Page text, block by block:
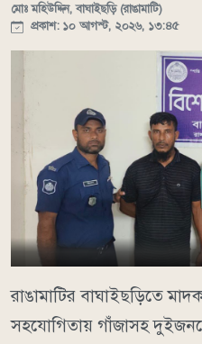
মোঃ মহিউদ্দিন, বাঘাইছড়ি (রাঙামাটি)
প্রকাশ: ১০ আগস্ট, ২০২৬, ১৩:৪৫
রাঙামাটির বাঘাইছড়িতে
সহযোগিতায় গাঁজাসহ